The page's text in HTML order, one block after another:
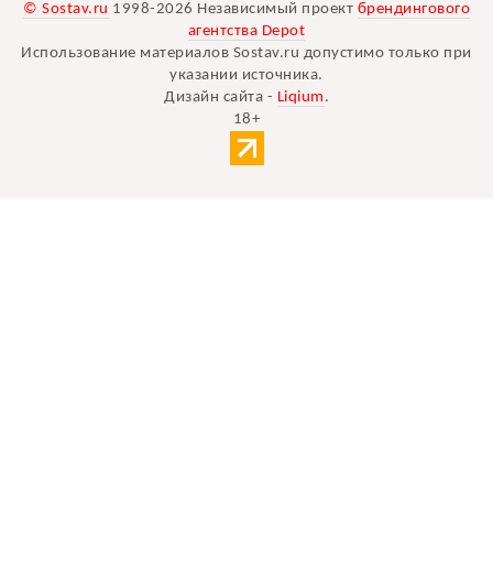
© Sostav.ru 1998-2026 Независимый проект брендингового
агентства Depot
Использование материалов Sostav.ru допустимо только при
указании источника.
Дизайн сайта - Liqium .
18+